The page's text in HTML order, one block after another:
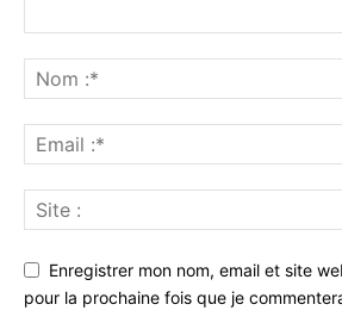
Enregistrer mon nom, email et site
pour la prochaine fois que je